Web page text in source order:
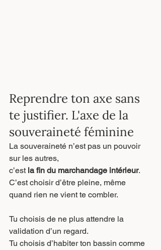
Reprendre ton axe sans
te justifier. L'axe de la
souveraineté féminine
La souveraineté n’est pas un pouvoir
sur les autres,
c’est la fin du marchandage intérieur.
C’est choisir d’être pleine, même
quand rien ne vient te combler.
Tu choisis de ne plus attendre la
validation d’un regard.
Tu choisis d’habiter ton bassin comme